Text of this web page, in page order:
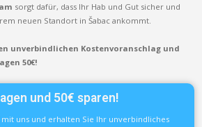
sorgt dafür, dass Ihr Hab und Gut sicher und
neuen Standort in Šabac ankommt.
unverbindlichen Kostenvoranschlag und
50€!
und 50€ sparen!
mit uns und erhalten Sie Ihr unverbindliches